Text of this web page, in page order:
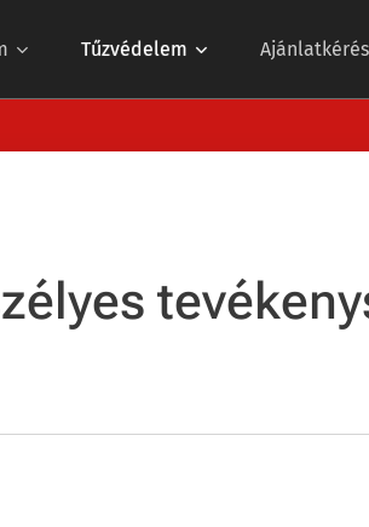
Tűzvédelem Ajánlatkérés